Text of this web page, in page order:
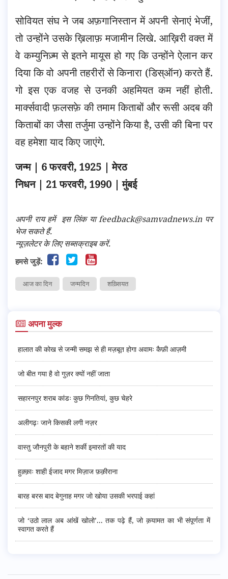
सोवियत संघ ने जब अफ़गानिस्तान में अपनी सेनाएं भेजीं,
तो उन्होंने उसके ख़िलाफ़ मजामीन लिखे. आख़िरी वक्त में
वे कम्युनिज़्म से इतने मायूस हो गए कि उन्होंने ऐलान कर
दिया कि वो अपनी तहरीरों से किनारा (डिस्ऑन) करते हैं.
गो इस एक वजह से उनकी अहमियत कम नहीं होती.
मार्क्सवादी फ़लसफ़े की तमाम किताबों और रूसी अदब की
किताबों का जैसा तर्जुमा उन्होंने किया है, उसी की बिना पर
वह हमेशा याद किए जाएंगे.
जन्म | 6 फरवरी, 1925 | मेरठ
निधन | 21 फरवरी, 1990 | मुंबई
अपनी राय हमें इस लिंक या feedback@samvadnews.in पर
भेज सकते हैं.
न्यूज़लेटर के लिए सब्सक्राइब करें.
हमसे जुड़ें:
आज का दिन जन्मदिन शख़्सियत
अपना मुल्क
हालात की कोख से जन्मी समझ से ही मज़बूत होगा अवामः कैफ़ी आज़मी
जो बीत गया है वो गुज़र क्यों नहीं जाता
सहारनपुर शराब कांडः कुछ गिनतियां, कुछ चेहरे
अलीगढ़ः जाने किसकी लगी नज़र
वास्तु जौनपुरी के बहाने शर्की इमारतों की याद
हुक़्क़ाः शाही ईजाद मगर मिज़ाज फ़क़ीराना
बारह बरस बाद बेगुनाह मगर जो खोया उसकी भरपाई कहां
जो ‘उठो लाल अब आंखें खोलो’... तक पढ़े हैं, जो क़यामत का भी संपूर्णता में
स्वागत करते हैं